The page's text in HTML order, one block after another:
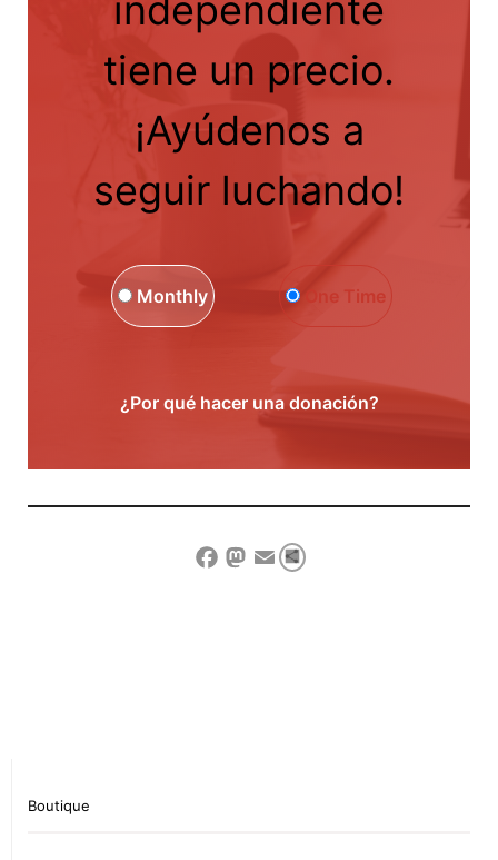
tiene un precio.
¡Ayúdenos a
seguir luchando!
One Time
Monthly
¿Por qué hacer una donación?
Facebook
Mastodon
EmailCompartir
Boutique